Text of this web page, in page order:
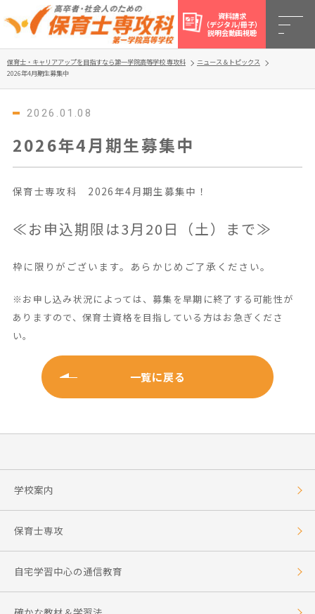
資料請求
（デジタル/冊子）
説明会動画視聴
保育士・キャリアアップを目指すなら第一学院高等学校 専攻科
ニュース＆トピックス
2026年4月期生募集中
2026.01.08
2026年4月期生募集中
保育士専攻科 2026年4月期生募集中！
≪お申込期限は3月20日（土）まで≫
枠に限りがございます。あらかじめご了承ください。
※お申し込み状況によっては、募集を早期に終了する可能性が
ありますので、保育士資格を目指している方はお急ぎくださ
い。
一覧に戻る
学校案内
保育士専攻
自宅学習中心の通信教育